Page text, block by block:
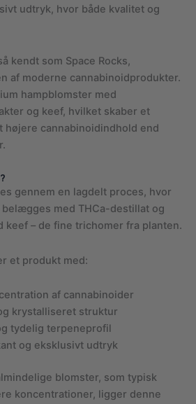
udtryk, hvor både kvalitet og
kendt som Space Rocks,
af moderne cannabinoidprodukter.
hampblomster med
og keef, hvilket skaber et
højere cannabinoidindhold end
gennem en lagdelt proces, hvor
med THCa-destillat og
– de fine trichomer fra planten.
et produkt med:
af cannabinoider
krystalliseret struktur
tydelig terpeneprofil
og eksklusivt udtryk
blomster, som typisk
koncentrationer, ligger denne